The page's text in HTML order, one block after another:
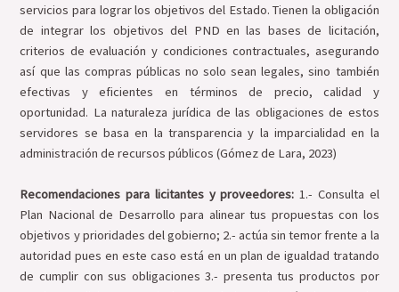
servicios para lograr los objetivos del Estado. Tienen la obligación
de integrar los objetivos del PND en las bases de licitación,
criterios de evaluación y condiciones contractuales, asegurando
así que las compras públicas no solo sean legales, sino también
efectivas y eficientes en términos de precio, calidad y
oportunidad. La naturaleza jurídica de las obligaciones de estos
servidores se basa en la transparencia y la imparcialidad en la
administración de recursos públicos (Gómez de Lara, 2023)
Recomendaciones para licitantes y proveedores:1.- Consulta el
Plan Nacional de Desarrollo para alinear tus propuestas con los
objetivos y prioridades del gobierno; 2.- actúa sin temor frente a la
autoridad pues en este caso está en un plan de igualdad tratando
de cumplir con sus obligaciones 3.- presenta tus productos por